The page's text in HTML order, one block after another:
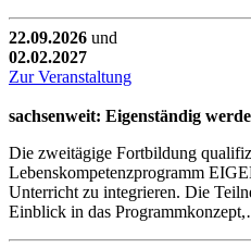
22.09.2026 und
02.02.2027
Zur Veranstaltung
sachsenweit: Eigenständig
Die zweitägige Fortbildung
Lebenskompetenzprogramm
Unterricht zu integrieren. Die
Einblick in das